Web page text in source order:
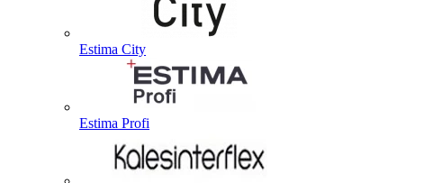
Estima City
Estima Profi